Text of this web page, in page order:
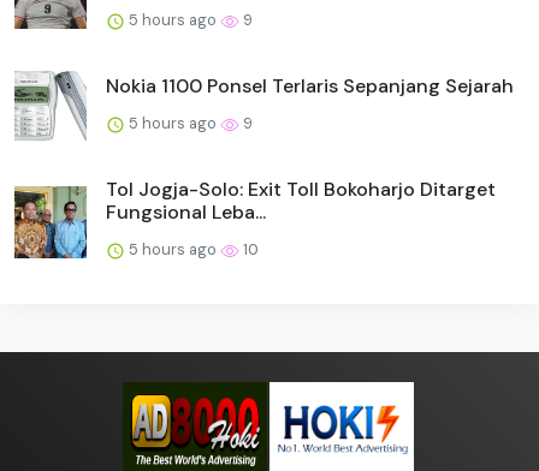
5 hours ago 9
Nokia 1100 Ponsel Terlaris Sepanjang Sejarah
5 hours ago 9
Tol Jogja-Solo: Exit Toll Bokoharjo Ditarget
Fungsional Leba...
5 hours ago 10